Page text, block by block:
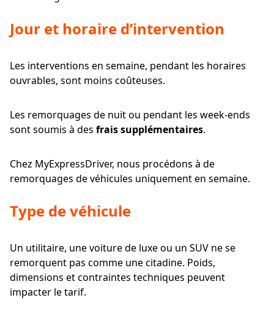
Jour et horaire d’intervention
Les interventions en semaine, pendant les horaires
ouvrables, sont moins coûteuses.
Les remorquages de nuit ou pendant les week-ends
sont soumis à des frais supplémentaires.
Chez MyExpressDriver, nous procédons à de
remorquages de véhicules uniquement en semaine.
Type de véhicule
Un utilitaire, une voiture de luxe ou un SUV ne se
remorquent pas comme une citadine. Poids,
dimensions et contraintes techniques peuvent
impacter le tarif.